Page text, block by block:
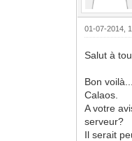
01-07-2014,
Salut à
Bon
Calaos.
A votre
serveur?
Il serait